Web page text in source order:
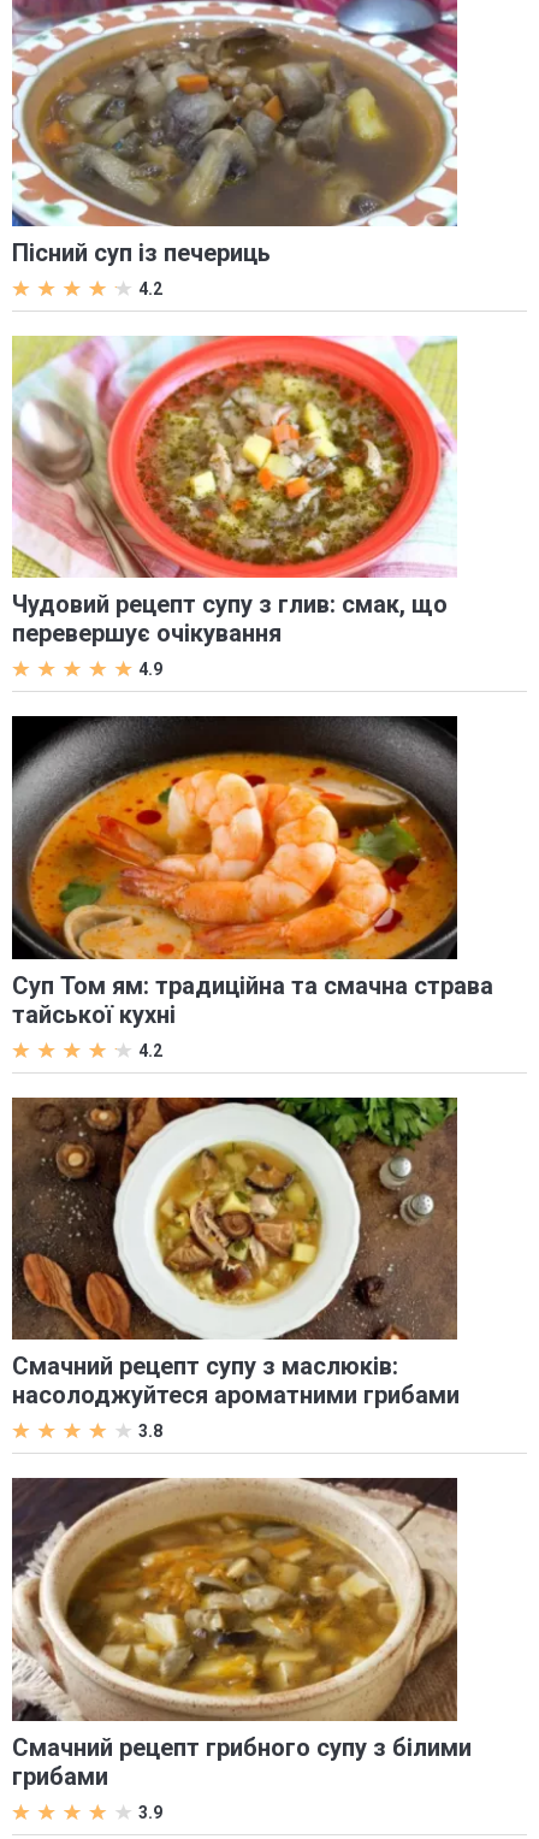
Пісний суп із печериць
4.2
Чудовий рецепт супу з глив: смак, що
перевершує очікування
4.9
Суп Том ям: традиційна та смачна страва
тайської кухні
4.2
Смачний рецепт супу з маслюків:
насолоджуйтеся ароматними грибами
3.8
Смачний рецепт грибного супу з білими
грибами
3.9